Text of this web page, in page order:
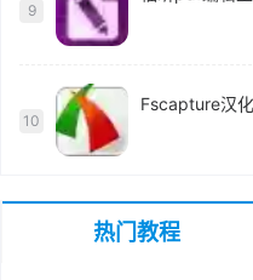
9
10
Fscapture汉
热门教程